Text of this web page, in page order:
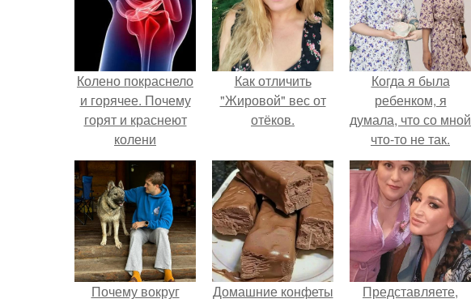
Колено покраснело
и горячее. Почему
горят и краснеют
колени
Как отличить
"Жировой" вес от
отёков.
Когда я была
ребенком, я
думала, что со мной
что-то не так.
Почему вокруг
Домашние конфеты
Представляете,